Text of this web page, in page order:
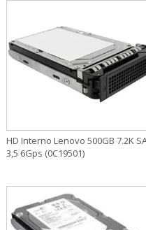
HD Interno Lenovo 500GB 7.2K
3,5 6Gps (0C19501)